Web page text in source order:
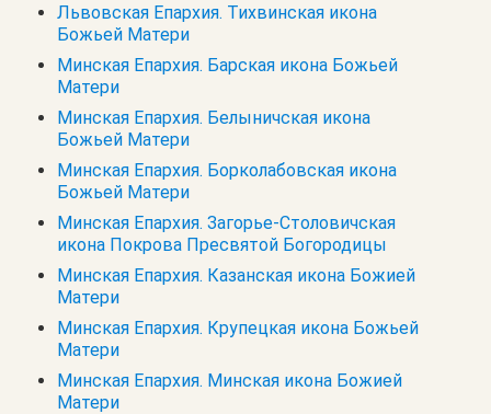
Львовская Епархия. Тихвинская икона
Божьей Матери
Минская Епархия. Барская икона Божьей
Матери
Минская Епархия. Белыничская икона
Божьей Матери
Минская Епархия. Борколабовская икона
Божьей Матери
Минская Епархия. Загорье-Столовичская
икона Покрова Пресвятой Богородицы
Минская Епархия. Казанская икона Божией
Матери
Минская Епархия. Крупецкая икона Божьей
Матери
Минская Епархия. Минская икона Божией
Матери